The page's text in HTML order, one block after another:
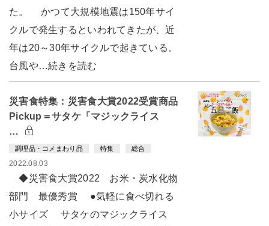
た。 かつて大規模地震は150年サイ
クルで発生するといわれてきたが、近
年は20～30年サイクルで起きている。
台風や…続きを読む
災害食特集：災害食大賞2022受賞商品
Pickup＝サタケ「マジックライス
…
調理品・コメまわり品 特集 総合
2022.08.03
◆災害食大賞2022 お米・炭水化物
部門 最優秀賞 ●気軽に食べ切れる
小サイズ サタケのマジックライス